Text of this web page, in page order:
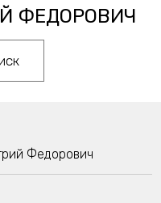
ФЕДОРОВИЧ
Федорович